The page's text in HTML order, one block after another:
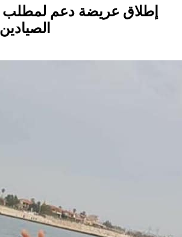
إطلاق عريضة دعم لمطلب